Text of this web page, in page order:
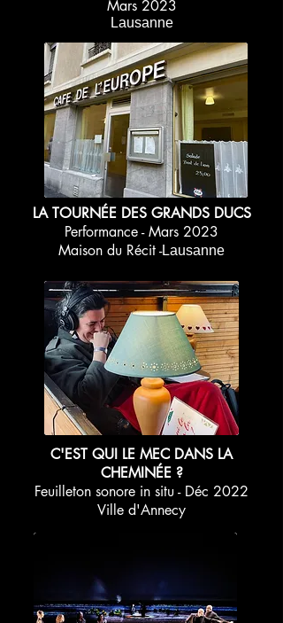
Mars 2023
Lausanne
LA TOURNÉE DES GRANDS DUCS
Performance - Mars 2023
Maison du Récit -Lausanne
C'EST QUI LE MEC DANS LA
CHEMINÉE ?
Feuilleton sonore in situ - Déc 2022
Ville d'Annecy